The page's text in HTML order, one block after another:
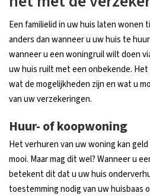
Een familielid in uw huis laten wonen
anders dan wanneer u uw huis te
wanneer u een woningruil wilt doen
uw huis ruilt met een onbekende. Het
wat de mogelijkheden zijn en wat u
van uw verzekeringen.
Huur- of koopwoning
Het verhuren van uw woning kan
mooi. Maar mag dit wel? Wanneer u
betekent dit dat u uw huis
toestemming nodig van uw huisbaas